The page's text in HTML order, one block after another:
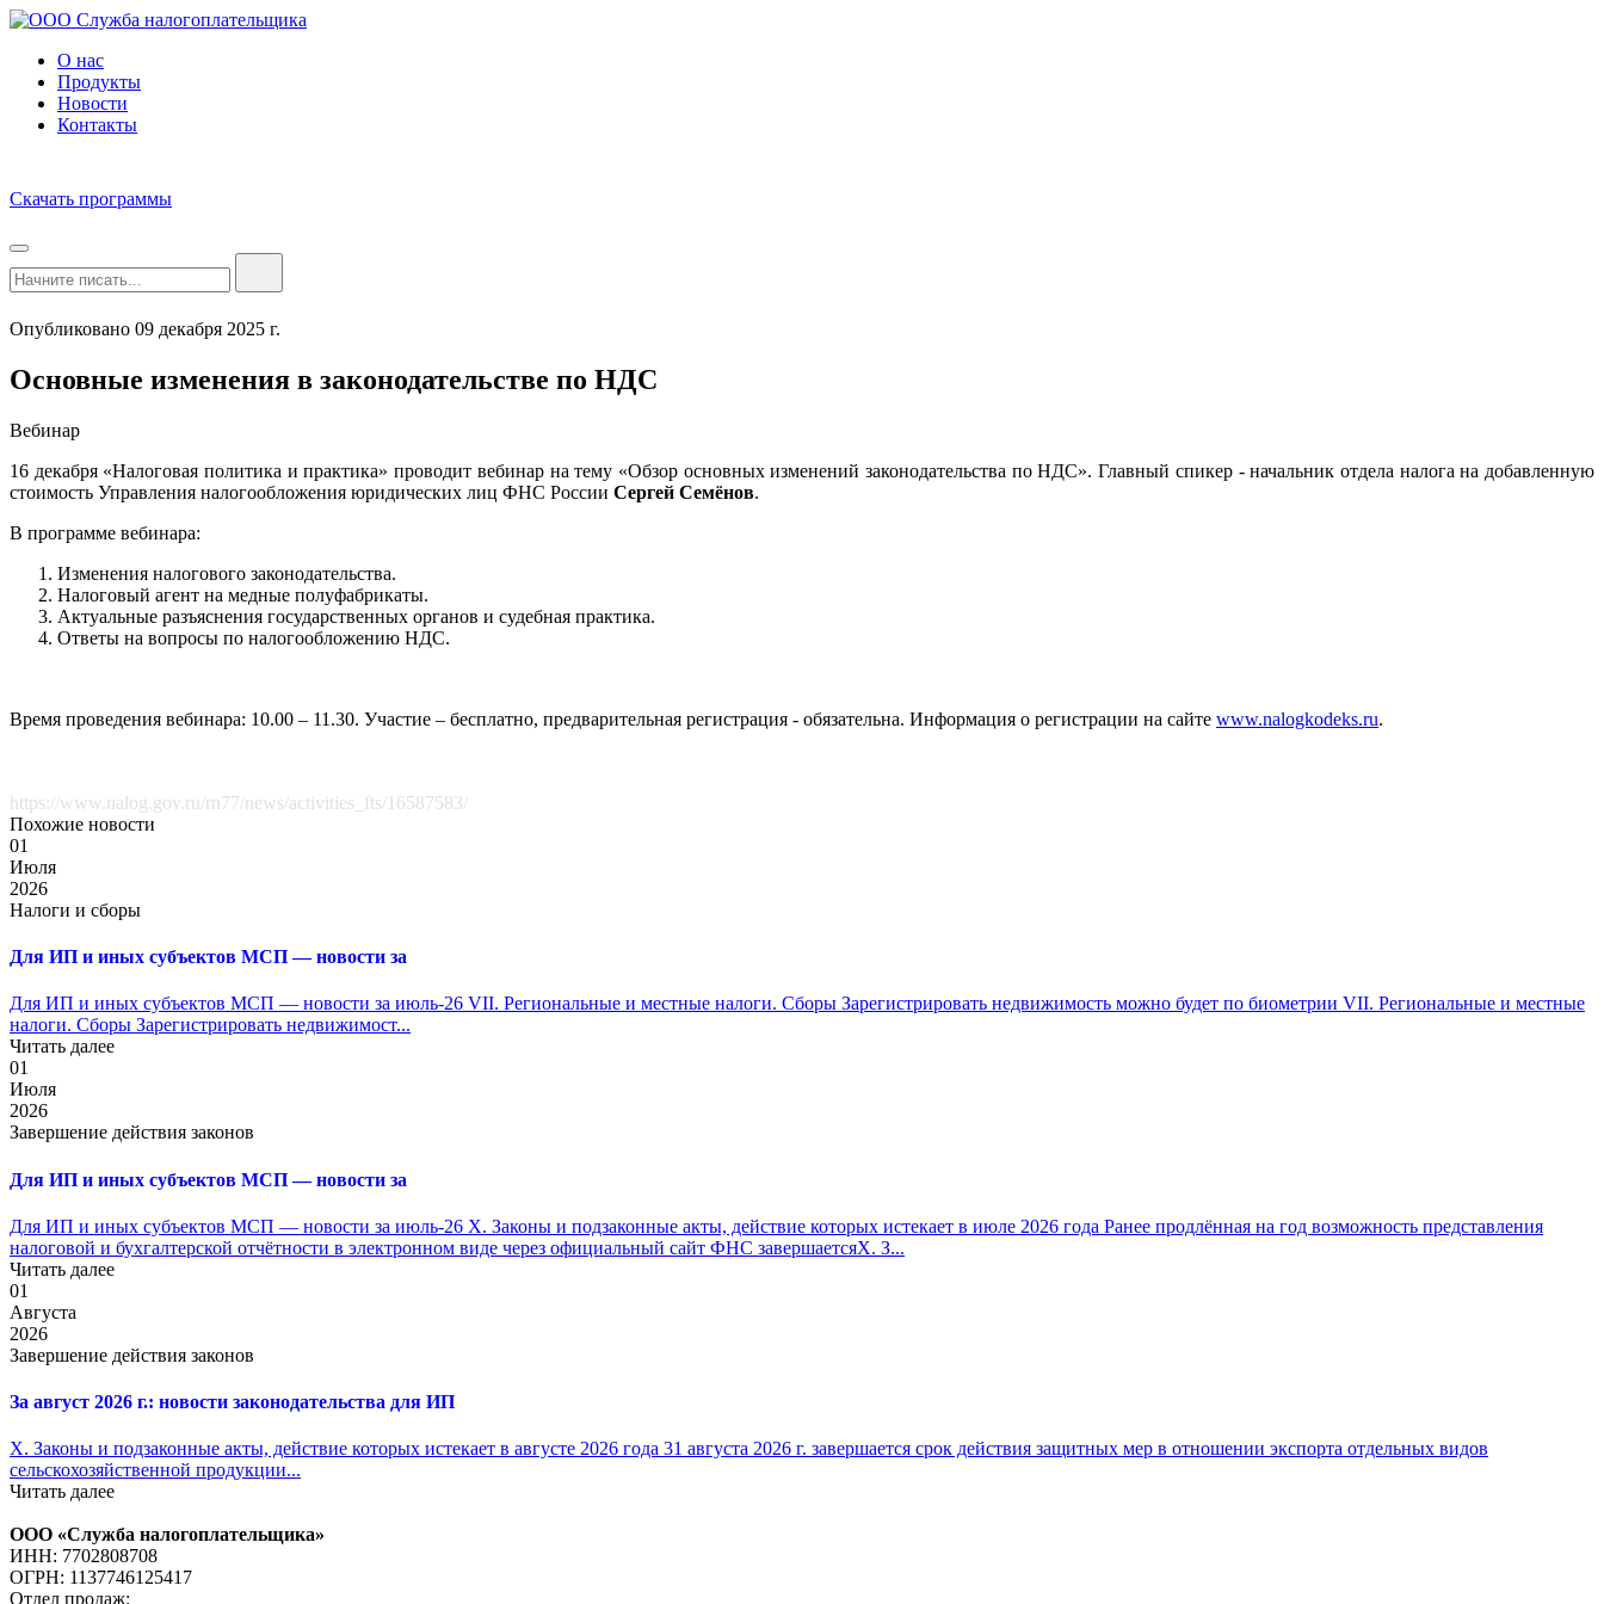
О нас
Продукты
Новости
Контакты
Скачать программы
Опубликовано 09 декабря 2025 г.
Основные изменения в законодательстве по НДС
Вебинар
16 декабря «Налоговая политика и практика» проводит вебинар на тему «Обзор основных изменений законодательства по НДС». Главный спикер - начальник отдела налога на добавленную
стоимость Управления налогообложения юридических лиц ФНС России Сергей Семёнов.
В программе вебинара:
Изменения налогового законодательства.
Налоговый агент на медные полуфабрикаты.
Актуальные разъяснения государственных органов и судебная практика.
Ответы на вопросы по налогообложению НДС.
Время проведения вебинара: 10.00 – 11.30. Участие – бесплатно, предварительная регистрация - обязательна. Информация о регистрации на сайте www.nalogkodeks.ru.
https://www.nalog.gov.ru/rn77/news/activities_fts/16587583/
Похожие новости
01
Июля
2026
Налоги и сборы
Для ИП и иных субъектов МСП — новости за
Для ИП и иных субъектов МСП — новости за июль-26 VII. Региональные и местные налоги. Сборы Зарегистрировать недвижимость можно будет по биометрии VII. Региональные и местные
налоги. Сборы Зарегистрировать недвижимост...
Читать далее
01
Июля
2026
Завершение действия законов
Для ИП и иных субъектов МСП — новости за
Для ИП и иных субъектов МСП — новости за июль-26 X. Законы и подзаконные акты, действие которых истекает в июле 2026 года Ранее продлённая на год возможность представления
налоговой и бухгалтерской отчётности в электронном виде через официальный сайт ФНС завершаетсяX. З...
Читать далее
01
Августа
2026
Завершение действия законов
За август 2026 г.: новости законодательства для ИП
X. Законы и подзаконные акты, действие которых истекает в августе 2026 года 31 августа 2026 г. завершается срок действия защитных мер в отношении экспорта отдельных видов
сельскохозяйственной продукции...
Читать далее
ООО «Служба налогоплательщика»
ИНН: 7702808708
ОГРН: 1137746125417
Отдел продаж: